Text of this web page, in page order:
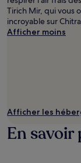
Tirich Mir, qui vous
incroyable sur
Afficher moins
Afficher les
En savoir